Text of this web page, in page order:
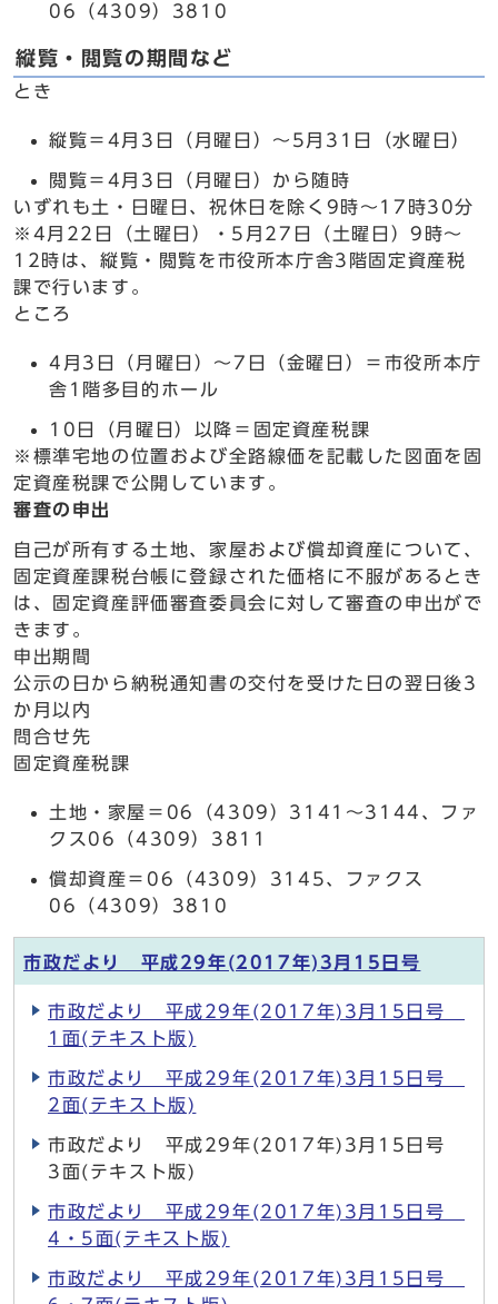
06（4309）3810
縦覧・閲覧の期間など
とき
縦覧＝4月3日（月曜日）～5月31日（水曜日）
閲覧＝4月3日（月曜日）から随時
いずれも土・日曜日、祝休日を除く9時～17時30分
※4月22日（土曜日）・5月27日（土曜日）9時～
12時は、縦覧・閲覧を市役所本庁舎3階固定資産税
課で行います。
ところ
4月3日（月曜日）～7日（金曜日）＝市役所本庁
舎1階多目的ホール
10日（月曜日）以降＝固定資産税課
※標準宅地の位置および全路線価を記載した図面を固
定資産税課で公開しています。
審査の申出
自己が所有する土地、家屋および償却資産について、
固定資産課税台帳に登録された価格に不服があるとき
は、固定資産評価審査委員会に対して審査の申出がで
きます。
申出期間
公示の日から納税通知書の交付を受けた日の翌日後3
か月以内
問合せ先
固定資産税課
土地・家屋＝06（4309）3141～3144、ファ
クス06（4309）3811
償却資産＝06（4309）3145、ファクス
06（4309）3810
市政だより 平成29年(2017年)3月15日号
市政だより 平成29年(2017年)3月15日号
1面(テキスト版)
市政だより 平成29年(2017年)3月15日号
2面(テキスト版)
市政だより 平成29年(2017年)3月15日号
3面(テキスト版)
市政だより 平成29年(2017年)3月15日号
4・5面(テキスト版)
市政だより 平成29年(2017年)3月15日号